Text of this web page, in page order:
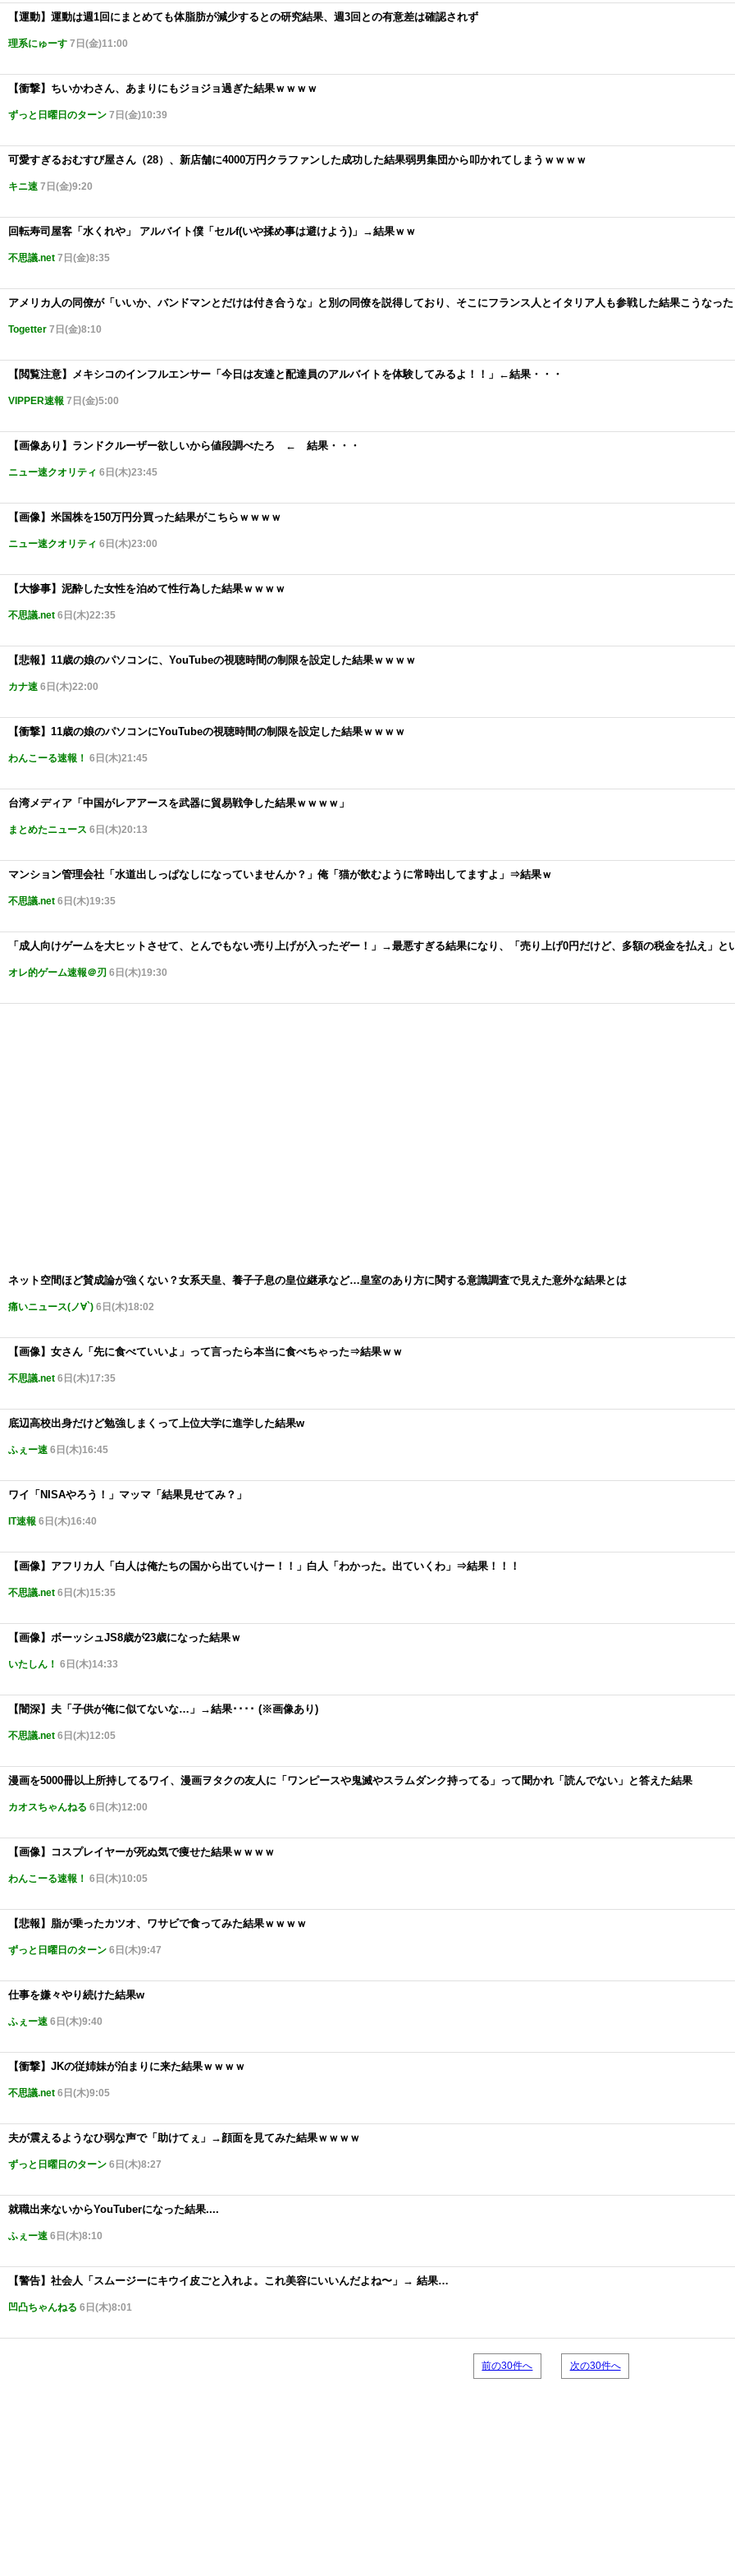
【運動】運動は週1回にまとめても体脂肪が減少するとの研究結果、週3回との有意差は確認されず
理系にゅーす 7日(金)11:00
【衝撃】ちいかわさん、あまりにもジョジョ過ぎた結果ｗｗｗｗ
ずっと日曜日のターン 7日(金)10:39
可愛すぎるおむすび屋さん（28）、新店舗に4000万円クラファンした成功した結果弱男集団から叩かれてしまうｗｗｗｗ
キニ速 7日(金)9:20
回転寿司屋客「水くれや」 アルバイト僕「セルf(いや揉め事は避けよう)」→結果ｗｗ
不思議.net 7日(金)8:35
アメリカ人の同僚が「いいか、バンドマンとだけは付き合うな」と別の同僚を説得しており、そこにフランス人とイタリア人も参戦した結果こうなった
Togetter 7日(金)8:10
【閲覧注意】メキシコのインフルエンサー「今日は友達と配達員のアルバイトを体験してみるよ！！」←結果・・・
VIPPER速報 7日(金)5:00
【画像あり】ランドクルーザー欲しいから値段調べたろ ← 結果・・・
ニュー速クオリティ 6日(木)23:45
【画像】米国株を150万円分買った結果がこちらｗｗｗｗ
ニュー速クオリティ 6日(木)23:00
【大惨事】泥酔した女性を泊めて性行為した結果ｗｗｗｗ
不思議.net 6日(木)22:35
【悲報】11歳の娘のパソコンに、YouTubeの視聴時間の制限を設定した結果ｗｗｗｗ
カナ速 6日(木)22:00
【衝撃】11歳の娘のパソコンにYouTubeの視聴時間の制限を設定した結果ｗｗｗｗ
わんこーる速報！ 6日(木)21:45
台湾メディア「中国がレアアースを武器に貿易戦争した結果ｗｗｗｗ」
まとめたニュース 6日(木)20:13
マンション管理会社「水道出しっぱなしになっていませんか？」俺「猫が飲むように常時出してますよ」⇒結果ｗ
不思議.net 6日(木)19:35
「成人向けゲームを大ヒットさせて、とんでもない売り上げが入ったぞー！」→最悪すぎる結果になり、「売り上げ0円だけど、多額の税金を払え」と
オレ的ゲーム速報＠刃 6日(木)19:30
ネット空間ほど賛成論が強くない？女系天皇、養子子息の皇位継承など…皇室のあり方に関する意識調査で見えた意外な結果とは
痛いニュース(ノ∀`) 6日(木)18:02
【画像】女さん「先に食べていいよ」って言ったら本当に食べちゃった⇒結果ｗｗ
不思議.net 6日(木)17:35
底辺高校出身だけど勉強しまくって上位大学に進学した結果w
ふぇー速 6日(木)16:45
ワイ「NISAやろう！」マッマ「結果見せてみ？」
IT速報 6日(木)16:40
【画像】アフリカ人「白人は俺たちの国から出ていけー！！」白人「わかった。出ていくわ」⇒結果！！！
不思議.net 6日(木)15:35
【画像】ボーッシュJS8歳が23歳になった結果ｗ
いたしん！ 6日(木)14:33
【闇深】夫「子供が俺に似てないな…」→結果････ (※画像あり)
不思議.net 6日(木)12:05
漫画を5000冊以上所持してるワイ、漫画ヲタクの友人に「ワンピースや鬼滅やスラムダンク持ってる」って聞かれ「読んでない」と答えた結果
カオスちゃんねる 6日(木)12:00
【画像】コスプレイヤーが死ぬ気で痩せた結果ｗｗｗｗ
わんこーる速報！ 6日(木)10:05
【悲報】脂が乗ったカツオ、ワサビで食ってみた結果ｗｗｗｗ
ずっと日曜日のターン 6日(木)9:47
仕事を嫌々やり続けた結果w
ふぇー速 6日(木)9:40
【衝撃】JKの従姉妹が泊まりに来た結果ｗｗｗｗ
不思議.net 6日(木)9:05
夫が震えるようなひ弱な声で「助けてぇ」→顔面を見てみた結果ｗｗｗｗ
ずっと日曜日のターン 6日(木)8:27
就職出来ないからYouTuberになった結果....
ふぇー速 6日(木)8:10
【警告】社会人「スムージーにキウイ皮ごと入れよ。これ美容にいいんだよね〜」→ 結果…
凹凸ちゃんねる 6日(木)8:01
前の30件へ 次の30件へ